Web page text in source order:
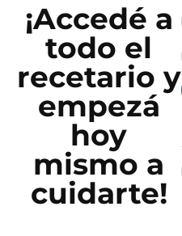
¡Accedé a
todo el
recetario y
empezá
hoy
mismo a
cuidarte!